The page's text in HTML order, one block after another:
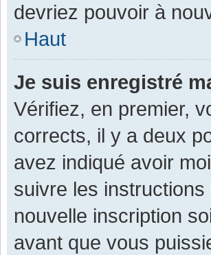
devriez pouvoir à
Haut
Je suis enregistré
Vérifiez, en premier,
corrects, il y a deux
avez indiqué avoir
suivre les
nouvelle inscription
avant que vous